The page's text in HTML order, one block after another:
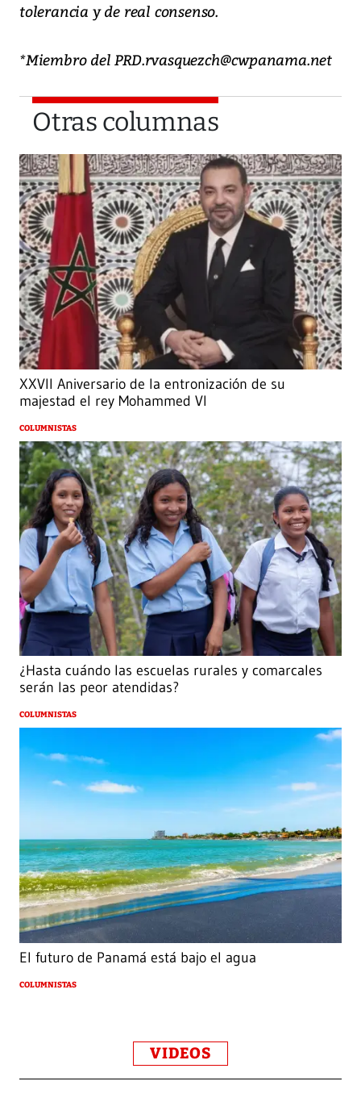
tolerancia y de real consenso.
*Miembro del PRD.rvasquezch@cwpanama.net
Otras columnas
XXVII Aniversario de la entronización de su
majestad el rey Mohammed VI
COLUMNISTAS
¿Hasta cuándo las escuelas rurales y comarcales
serán las peor atendidas?
COLUMNISTAS
El futuro de Panamá está bajo el agua
COLUMNISTAS
VIDEOS